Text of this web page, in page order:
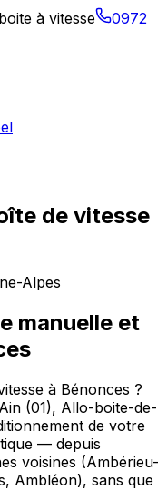
à vitesse
0972
de vitesse
Alpes
manuelle et
à Bénonces ?
(01), Allo-boite-de-
de votre
— depuis
voisines (Ambérieu-
Ambléon), sans que